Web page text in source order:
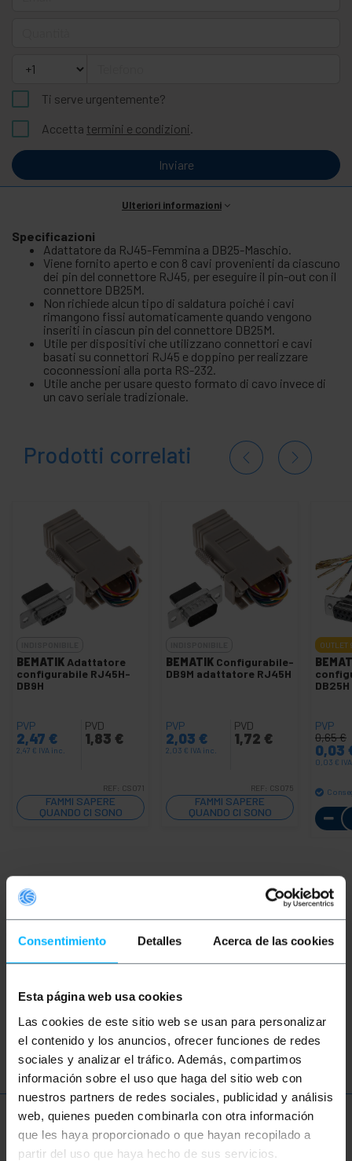
Consentimiento Detalles Acerca de las cookies
Esta página web usa cookies
Las cookies de este sitio web se usan para personalizar
el contenido y los anuncios, ofrecer funciones de redes
sociales y analizar el tráfico. Además, compartimos
información sobre el uso que haga del sitio web con
nuestros partners de redes sociales, publicidad y análisis
web, quienes pueden combinarla con otra información
que les haya proporcionado o que hayan recopilado a
partir del uso que haya hecho de sus servicios.
Ti serve urgentemente?
Accetta termini e condizioni.
Inviare
Ulteriori informazioni
Specificazioni
Adattatore da RJ45-Femmina a DB25-Maschio.
Viene fornito aperto e con 8 cavi provenienti da ciascuno
dei pin del connettore RJ45, per eseguire il pin-out con il
connettore DB25M.
Non richiede alcun tipo di saldatura poiché i cavi
rimangono fissi automaticamente quando vengono
inseriti in ciascun pin del connettore DB25M.
Utile per dispositivi che utilizzano connettori e cavi
basati su connettori RJ45 e doppino per realizzare
coconnessioni alla porta RS-232.
Utile anche per usare questo formato di cavo invece di
un cavo seriale tradizionale.
Prodotti correlati
BEMATIK Adattatore
configurabile RJ45H-
DB9H
PVP
2,47 €
2,47 € IVA inc.
PVD
1,83 €
REF: CS071
FAMMI SAPERE
QUANDO CI SONO
SCORTE
BEMATIK Configurabile-
DB9M adattatore RJ45H
PVP
2,03 €
2,03 € IVA inc.
PVD
1,72 €
REF: CS075
FAMMI SAPERE
QUANDO CI SONO
SCORTE
OUTLET
DB25H
PVP
0,65€
0,03
0,03 €
Parole
argomenti potrebbero aiutarti
seriale RS232 RS422
DB9 DB25 porta collegamento
Ulteriori informazioni